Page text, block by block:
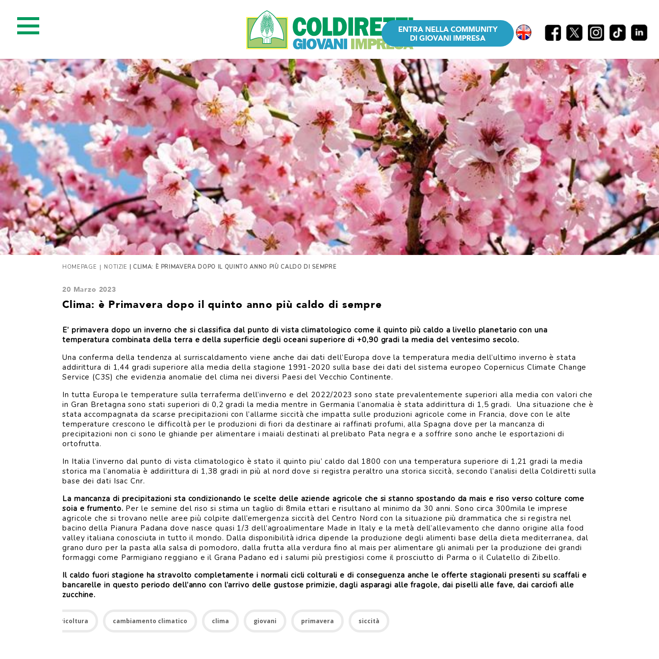
ENTRA NELLA COMMUNITY
DI GIOVANI IMPRESA
HOMEPAGE | NOTIZIE | CLIMA: È PRIMAVERA DOPO IL QUINTO ANNO PIÙ CALDO DI SEMPRE
20 Marzo 2023
Clima: è Primavera dopo il quinto anno più caldo di sempre
E’ primavera dopo un inverno che si classifica dal punto di vista climatologico come il quinto più caldo a livello planetario con una
temperatura combinata della terra e della superficie degli oceani superiore di +0,90 gradi la media del ventesimo secolo.
Una conferma della tendenza al surriscaldamento viene anche dai dati dell’Europa dove la temperatura media dell’ultimo inverno è stata
addirittura di 1,44 gradi superiore alla media della stagione 1991-2020 sulla base dei dati del sistema europeo Copernicus Climate Change
Service (C3S) che evidenzia anomalie del clima nei diversi Paesi del Vecchio Continente.
In tutta Europa le temperature sulla terraferma dell’inverno e del 2022/2023 sono state prevalentemente superiori alla media con valori che
in Gran Bretagna sono stati superiori di 0,2 gradi la media mentre in Germania l’anomalia è stata addirittura di 1,5 gradi. Una situazione che è
stata accompagnata da scarse precipitazioni con l’allarme siccità che impatta sulle produzioni agricole come in Francia, dove con le alte
temperature crescono le difficoltà per le produzioni di fiori da destinare ai raffinati profumi, alla Spagna dove per la mancanza di
precipitazioni non ci sono le ghiande per alimentare i maiali destinati al prelibato Pata negra e a soffrire sono anche le esportazioni di
ortofrutta.
In Italia l’inverno dal punto di vista climatologico è stato il quinto piu’ caldo dal 1800 con una temperatura superiore di 1,21 gradi la media
storica ma l’anomalia è addirittura di 1,38 gradi in più al nord dove si registra peraltro una storica siccità, secondo l’analisi della Coldiretti sulla
base dei dati Isac Cnr.
La mancanza di precipitazioni sta condizionando le scelte delle aziende agricole che si stanno spostando da mais e riso verso colture come
soia e frumento. Per le semine del riso si stima un taglio di 8mila ettari e risultano al minimo da 30 anni. Sono circa 300mila le imprese
agricole che si trovano nelle aree più colpite dall’emergenza siccità del Centro Nord con la situazione più drammatica che si registra nel
bacino della Pianura Padana dove nasce quasi 1/3 dell’agroalimentare Made in Italy e la metà dell’allevamento che danno origine alla food
valley italiana conosciuta in tutto il mondo. Dalla disponibilità idrica dipende la produzione degli alimenti base della dieta mediterranea, dal
grano duro per la pasta alla salsa di pomodoro, dalla frutta alla verdura fino al mais per alimentare gli animali per la produzione dei grandi
formaggi come Parmigiano reggiano e il Grana Padano ed i salumi più prestigiosi come il prosciutto di Parma o il Culatello di Zibello.
Il caldo fuori stagione ha stravolto completamente i normali cicli colturali e di conseguenza anche le offerte stagionali presenti su scaffali e
bancarelle in questo periodo dell’anno con l’arrivo delle gustose primizie, dagli asparagi alle fragole, dai piselli alle fave, dai carciofi alle
zucchine.
Agricoltura cambiamento climatico clima giovani primavera siccità